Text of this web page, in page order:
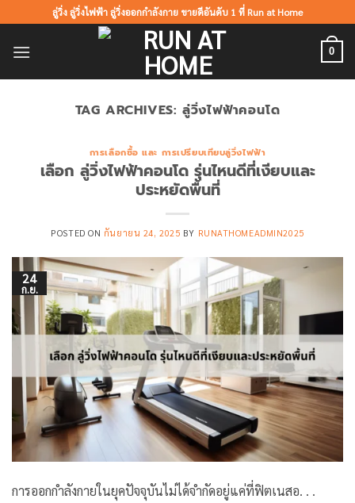
ไป
ลู่วิ่ง ลู่วิ่งไฟฟ้า ลู่วิ่งออกกำลังกาย ขายดีอันดับ 1 ที่ Run at Home
0
TAG ARCHIVES: ลู่วิ่งไฟฟ้าคอนโด
การเลือกซื้อ และ การเปรียบเทียบลู่วิ่งไฟฟ้า
เลือก ลู่วิ่งไฟฟ้าคอนโด รุ่นไหนดีที่เงียบและ
ประหยัดพื้นที่
POSTED ON กันยายน 24, 2025 BY RUNATHOMEADMIN2025
24
ก.ย.
การออกกำลังกายในยุคปัจจุบันไม่ได้จำกัดอยู่แค่ที่ฟิตเนสอ. . .